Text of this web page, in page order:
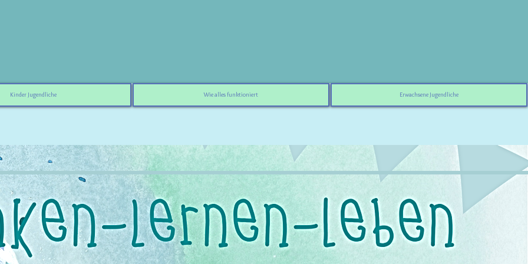
Kinder Jugendliche Wie alles funktioniert Erwachsene Jugendliche